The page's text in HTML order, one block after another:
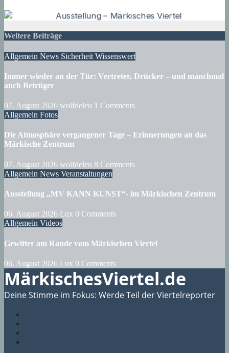
Weitere Beiträge
Allgemein News Sicherheit Wissenswert
Immer wieder an der Tür: Vertreter, Drücker – und manchmal
auch Betrüger
07. August 2026 wolfdeleu 1 Comments
Allgemein Fotos
Die Atmosphäre vergangener Tage – Erinnerungen an das
Märkische Zentrum
07. August 2026 wolfdeleu 8 Comments
Allgemein News Veranstaltungen
Ausstellung „MV KANN KUNST“- im Märkischen Zentrum
06. August 2026 Lux 0 Comments
Allgemein Videos
Gewitter am Rande vom Märkischen Viertel
06. August 2026 Lux 0 Comments
MärkischesViertel.de
Deine Stimme im Fokus: Werde Teil der Viertelreporter